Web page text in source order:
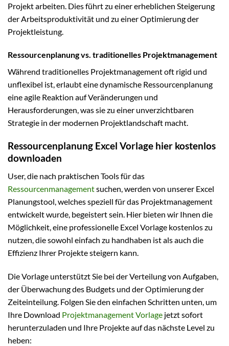
Projekt arbeiten. Dies führt zu einer erheblichen Steigerung
der Arbeitsproduktivität und zu einer Optimierung der
Projektleistung.
Ressourcenplanung vs. traditionelles Projektmanagement
Während traditionelles Projektmanagement oft rigid und
unflexibel ist, erlaubt eine dynamische Ressourcenplanung
eine agile Reaktion auf Veränderungen und
Herausforderungen, was sie zu einer unverzichtbaren
Strategie in der modernen Projektlandschaft macht.
Ressourcenplanung Excel Vorlage hier kostenlos
downloaden
User, die nach praktischen Tools für das
Ressourcenmanagementsuchen, werden von unserer Excel
Planungstool, welches speziell für das Projektmanagement
entwickelt wurde, begeistert sein. Hier bieten wir Ihnen die
Möglichkeit, eine professionelle Excel Vorlage kostenlos zu
nutzen, die sowohl einfach zu handhaben ist als auch die
Effizienz Ihrer Projekte steigern kann.
Die Vorlage unterstützt Sie bei der Verteilung von Aufgaben,
der Überwachung des Budgets und der Optimierung der
Zeiteinteilung. Folgen Sie den einfachen Schritten unten, um
Ihre Download Projektmanagement Vorlage jetzt sofort
herunterzuladen und Ihre Projekte auf das nächste Level zu
heben: